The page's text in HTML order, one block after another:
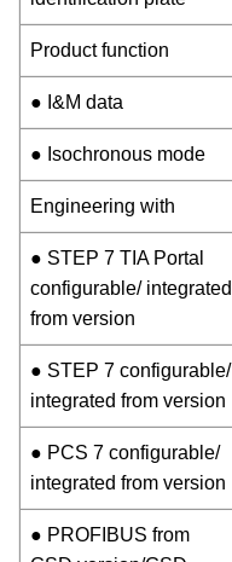
Product function
● I&M data
● Isochronous mode
Engineering with
● STEP 7 TIA Portal
configurable/ integrated
from version
● STEP 7 configurable/
integrated from version
● PCS 7 configurable/
integrated from version
● PROFIBUS from